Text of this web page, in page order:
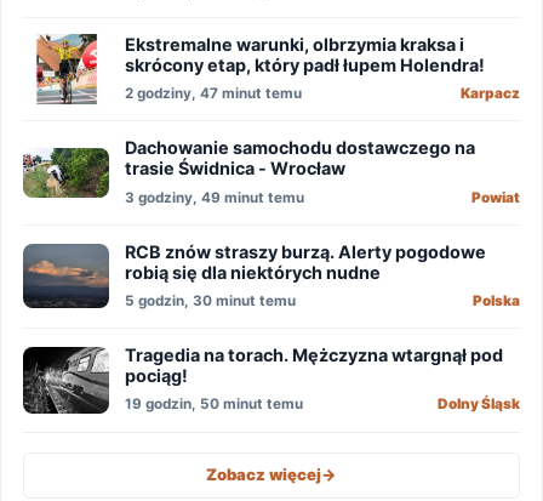
Ekstremalne warunki, olbrzymia kraksa i
skrócony etap, który padł łupem Holendra!
2 godziny, 47 minut temu Karpacz
Dachowanie samochodu dostawczego na
trasie Świdnica - Wrocław
3 godziny, 49 minut temu Powiat
RCB znów straszy burzą. Alerty pogodowe
robią się dla niektórych nudne
5 godzin, 30 minut temu Polska
Tragedia na torach. Mężczyzna wtargnął pod
pociąg!
19 godzin, 50 minut temu Dolny Śląsk
Zobacz więcej->